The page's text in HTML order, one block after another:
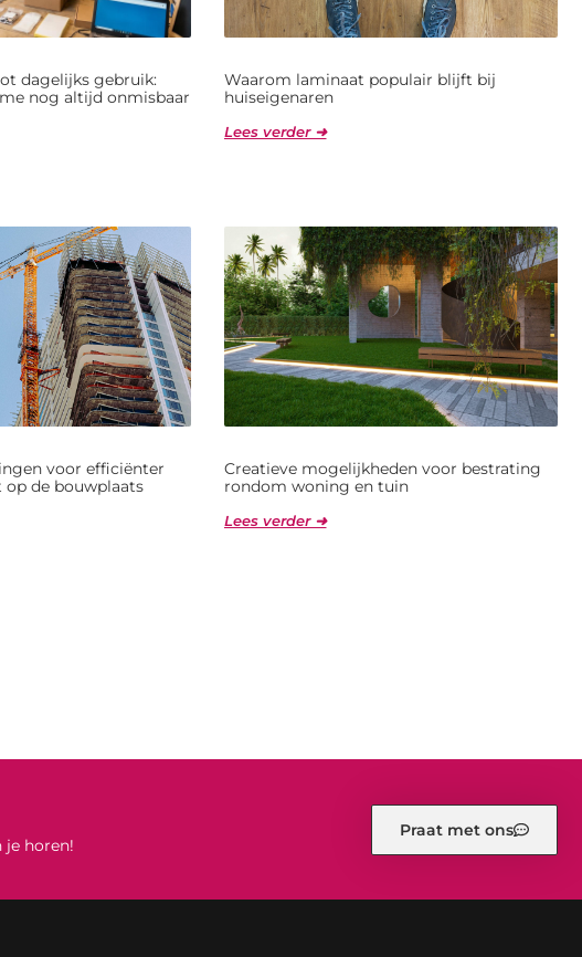
dagelijks gebruik:
nog altijd onmisbaar
Waarom laminaat populair blijft bij
huiseigenaren
Lees verder ➜
voor efficiënter
de bouwplaats
Creatieve mogelijkheden voor bestrating
rondom woning en tuin
Lees verder ➜
je horen!
Praat met ons